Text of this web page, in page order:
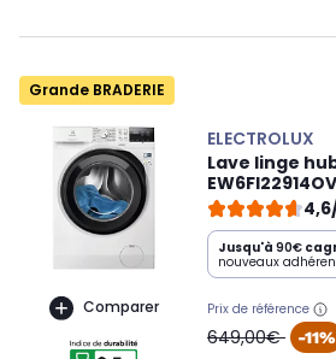
Grande BRADERIE
Comparer
ELECTROLUX
Lave linge
Jusqu'à 90€
nouveaux
Prix de référence
oldPrice
649,00€ -11%